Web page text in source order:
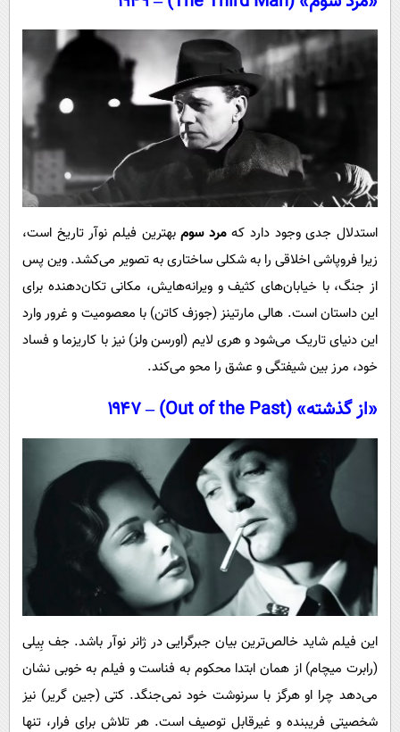
استدلال جدی وجود دارد کهمرد سومبهترین فیلم نوآر تاریخ است،
زیرا فروپاشی اخلاقی را به شکلی ساختاری به تصویر می‌کشد. وین پس
از جنگ، با خیابان‌های کثیف و ویرانه‌هایش، مکانی تکان‌دهنده برای
این داستان است. هالی مارتینز (جوزف کاتن) با معصومیت و غرور وارد
این دنیای تاریک می‌شود و هری لایم (اورسن ولز) نیز با کاریزما و فساد
خود، مرز بین شیفتگی و عشق را محو می‌کند.
«از گذشته» (Out of the Past) – ۱۹۴۷
این فیلم شاید خالص‌ترین بیان جبرگرایی در ژانر نوآر باشد. جف بِیلی
(رابرت میچام) از همان ابتدا محکوم به فناست و فیلم به خوبی نشان
می‌دهد چرا او هرگز با سرنوشت خود نمی‌جنگد. کتی (جین گریر) نیز
شخصیتی فریبنده و غیرقابل توصیف است. هر تلاش برای فرار، تنها